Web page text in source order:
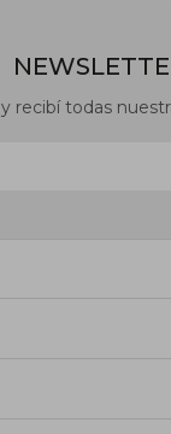
y recibí todas